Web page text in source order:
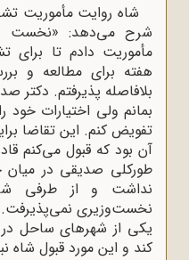
شاه روایت مأموریت
شرح می‌دهد: «نخست
مأموریت دادم تا برای
هفته برای مطالعه و
بلافاصله پذیرفتم. دکتر
بمانم ولی اختیارات
تفویض کنم. این تقاضا
آن بود که قبول می‌کنم
طورکلی صدیقی در میان
نداشت و از طرفی
نخست‌وزیری نمی‌پذیرفت.
یکی از شهرهای ساحل
کند و این مورد قبول شاه